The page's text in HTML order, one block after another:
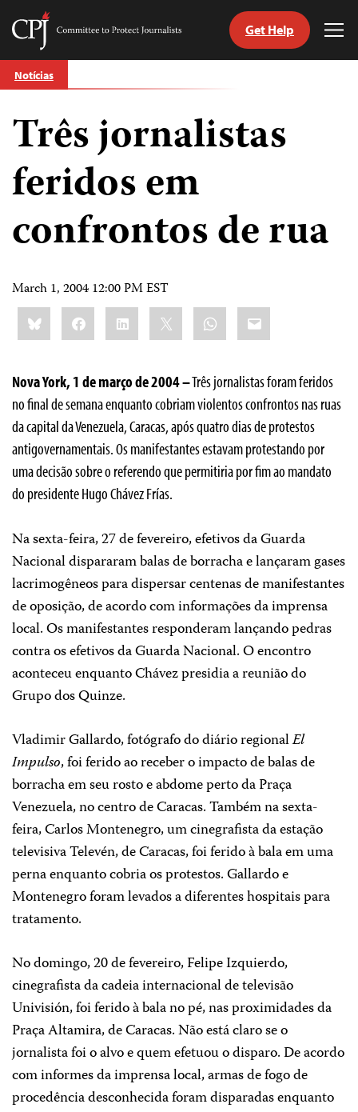
Skip
to
Committee
Journalists
Get Help
Notícias
Três jornalistas
feridos em
confrontos de rua
March 1, 2004 12:00 PM EST
Share
this:BlueskyFacebookLinkedIn WhatsApp
Email
Nova York, 1 de março de 2004 –Três jornalistas foram feridos
no final de semana enquanto cobriam violentos confrontos nas ruas
da capital da Venezuela, Caracas, após quatro dias de protestos
antigovernamentais. Os manifestantes estavam protestando por
uma decisão sobre o referendo que permitiria por fim ao mandato
do presidente Hugo Chávez Frías.
Na sexta-feira, 27 de fevereiro, efetivos da Guarda
Nacional dispararam balas de borracha e lançaram gases
lacrimogêneos para dispersar centenas de manifestantes
de oposição, de acordo com informações da imprensa
local. Os manifestantes responderam lançando pedras
contra os efetivos da Guarda Nacional. O encontro
aconteceu enquanto Chávez presidia a reunião do
Grupo dos Quinze.
Vladimir Gallardo, fotógrafo do diário regionalEl
Impulso, foi ferido ao receber o impacto de balas de
borracha em seu rosto e abdome perto da Praça
Venezuela, no centro de Caracas. Também na sexta-
feira, Carlos Montenegro, um cinegrafista da estação
televisiva Televén, de Caracas, foi ferido à bala em uma
perna enquanto cobria os protestos. Gallardo e
Montenegro foram levados a diferentes hospitais para
tratamento.
No domingo, 20 de fevereiro, Felipe Izquierdo,
cinegrafista da cadeia internacional de televisão
Univisión, foi ferido à bala no pé, nas proximidades da
Praça Altamira, de Caracas. Não está claro se o
jornalista foi o alvo e quem efetuou o disparo. De acordo
com informes da imprensa local, armas de fogo de
procedência desconhecida foram disparadas enquanto